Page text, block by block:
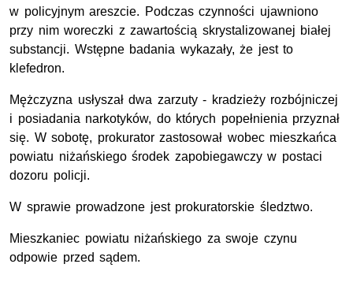
w policyjnym areszcie. Podczas czynności ujawniono
przy nim woreczki z zawartością skrystalizowanej białej
substancji. Wstępne badania wykazały, że jest to
klefedron.
Mężczyzna usłyszał dwa zarzuty - kradzieży rozbójniczej
i posiadania narkotyków, do których popełnienia przyznał
się. W sobotę, prokurator zastosował wobec mieszkańca
powiatu niżańskiego środek zapobiegawczy w postaci
dozoru policji.
W sprawie prowadzone jest prokuratorskie śledztwo.
Mieszkaniec powiatu niżańskiego za swoje czynu
odpowie przed sądem.